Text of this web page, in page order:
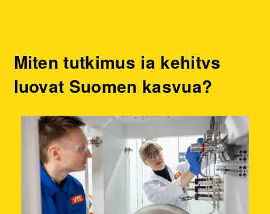
Miten tutkimus ja kehitys
luovat Suomen kasvua?